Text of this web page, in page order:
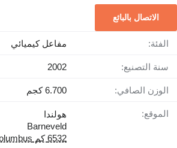
الاتصال بالبائع
الفئة: مفاعل كيميائي
سنة التصنيع: 2002
الوزن الصافي: 6.700 كجم
الموقع:
هولندا
Barneveld
6532 كم to "United States/Columbus"